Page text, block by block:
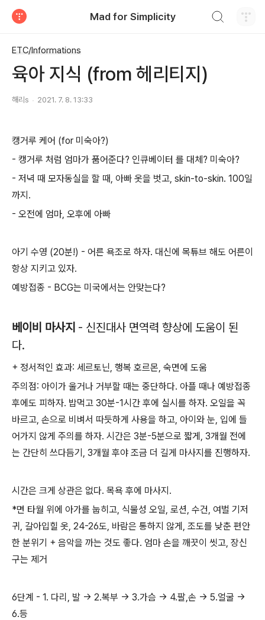
Mad for Simplicity
ETC/Informations
육아 지식 (from 헤리티지)
해리s 2021. 7. 8. 13:33
캥거루 케어 (for 미숙아?)
- 캥거루 처럼 엄마가 품어준다? 인큐베이터 를 대체? 미숙아?
- 저녁 때 모자동실을 할 때, 아빠 옷을 벗고, skin-to-skin. 100일
까지.
- 오전에 엄마, 오후에 아빠
아기 수영 (20분!) - 어른 욕조로 하자. 대신에 목튜브 해도 어른이
항상 지키고 있자.
예방접종 - BCG는 미국에서는 안맞는다?
베이비 마사지 - 신진대사 면역력 향상에 도움이 된
다.
+ 정서적인 효과: 세르토닌, 행복 호르몬, 숙면에 도움
주의점: 아이가 울거나 거부할 때는 중단하다. 아플 때나 예방접종
후에도 피하자. 밥먹고 30분-1시간 후에 실시를 하자. 오일을 꼭
바르고, 손으로 비벼서 따듯하게 사용을 하고, 아이와 눈, 입에 들
어가지 않게 주의를 하자. 시간은 3분-5분으로 짧게, 3개월 전에
는 간단히 쓰다듬기, 3개월 후야 조금 더 길게 마사지를 진행하자.
시간은 크게 상관은 없다. 목욕 후에 마사지.
*면 타월 위에 아가를 눕히고, 식물성 오일, 로션, 수건, 여벌 기저
귀, 갈아입힐 옷, 24-26도, 바람은 통하지 않게, 조도를 낮춘 편안
한 분위기 + 음악을 까는 것도 좋다. 엄마 손을 깨끗이 씻고, 장신
구는 제거
6단계 - 1. 다리, 발 -> 2.복부 -> 3.가슴 -> 4.팔,손 -> 5.얼굴 ->
6.등